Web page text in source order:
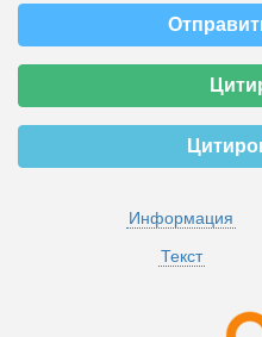
Информация
Текст